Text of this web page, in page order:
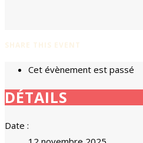
SHARE THIS EVENT
Cet évènement est passé
DÉTAILS
Date :